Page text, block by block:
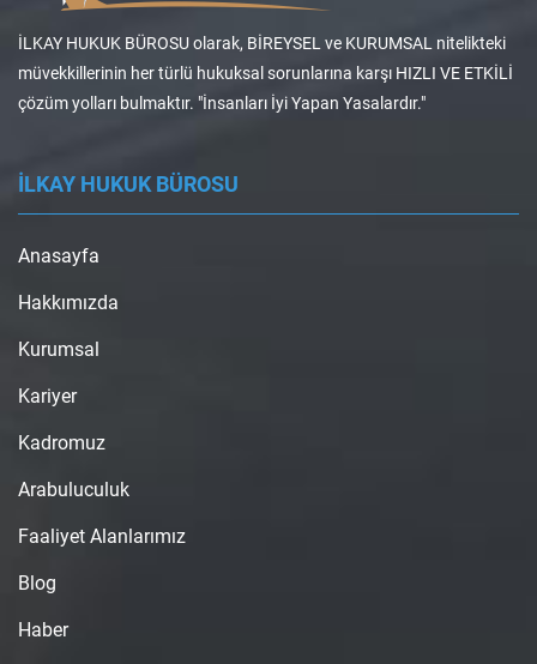
İLKAY HUKUK BÜROSU olarak, BİREYSEL ve KURUMSAL nitelikteki
müvekkillerinin her türlü hukuksal sorunlarına karşı HIZLI VE ETKİLİ
çözüm yolları bulmaktır. "İnsanları İyi Yapan Yasalardır."
İLKAY HUKUK BÜROSU
Anasayfa
Hakkımızda
Kurumsal
Kariyer
Kadromuz
Arabuluculuk
Faaliyet Alanlarımız
Blog
Haber